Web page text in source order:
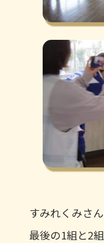
すみれくみさ
最後の1組と2